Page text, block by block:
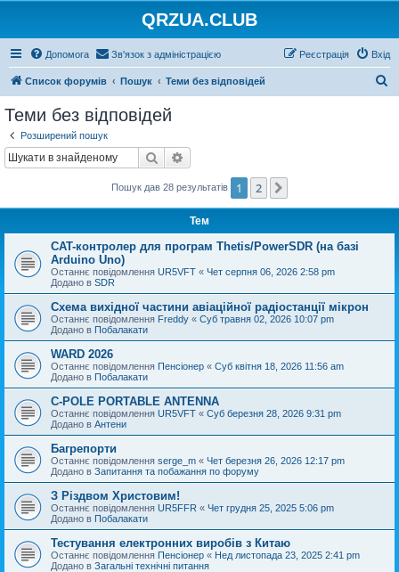
QRZUA.CLUB
Допомога Зв'язок з адміністрацією Вхід
Реєстрація
Список форумів Пошук Теми без відповідей
Теми без відповідей
Розширений пошук
Пошук
Пошук дав 28 результатів 1 2
Тем
CAT-контролер для програм Thetis/PowerSDR (на базі
Arduino Uno)
Останнє повідомлення UR5VFT « Чет серпня 06, 2026 2:58 pm
Додано в SDR
Схема вихідної частини авіаційної радіостанції мікрон
Останнє повідомлення Freddy « Суб травня 02, 2026 10:07 pm
Додано в Побалакати
WARD 2026
Останнє повідомлення Пенсіонер « Суб квітня 18, 2026 11:56 am
Додано в Побалакати
C-POLE PORTABLE ANTENNA
Останнє повідомлення UR5VFT « Суб березня 28, 2026 9:31 pm
Додано в Антени
Багрепорти
Останнє повідомлення serge_m « Чет березня 26, 2026 12:17 pm
Додано в Запитання та побажання по форуму
З Різдвом Христовим!
Останнє повідомлення UR5FFR « Чет грудня 25, 2025 5:06 pm
Додано в Побалакати
Тестування електронних виробів з Китаю
Останнє повідомлення Пенсіонер « Нед листопада 23, 2025 2:41 pm
Додано в Загальні технічні питання